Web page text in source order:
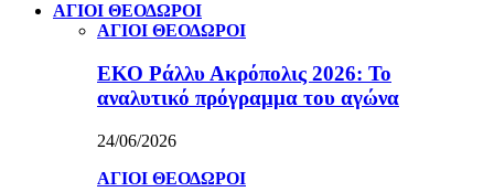
ΑΓΙΟΙ ΘΕΟΔΩΡΟΙ
ΑΓΙΟΙ ΘΕΟΔΩΡΟΙ
ΕΚΟ Ράλλυ Ακρόπολις 2026: Το
αναλυτικό πρόγραμμα του αγώνα
24/06/2026
ΑΓΙΟΙ ΘΕΟΔΩΡΟΙ